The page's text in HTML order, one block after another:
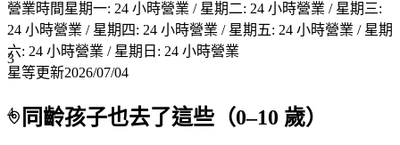
3
4
營業時間星期一: 24 小時營業 / 星期二: 24 小時營業 / 星期三:
24 小時營業 / 星期四: 24 小時營業 / 星期五: 24 小時營業 / 星期
六: 24 小時營業 / 星期日: 24 小時營業
星等更新2026/07/04
同齡孩子也去了這些（0–10 歲）